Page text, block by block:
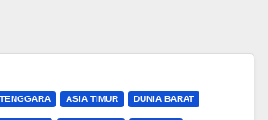
ASIA TIMUR DUNIA BARAT